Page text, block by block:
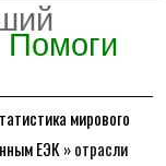
Помоги
мирового
ЕЭК »отрасли